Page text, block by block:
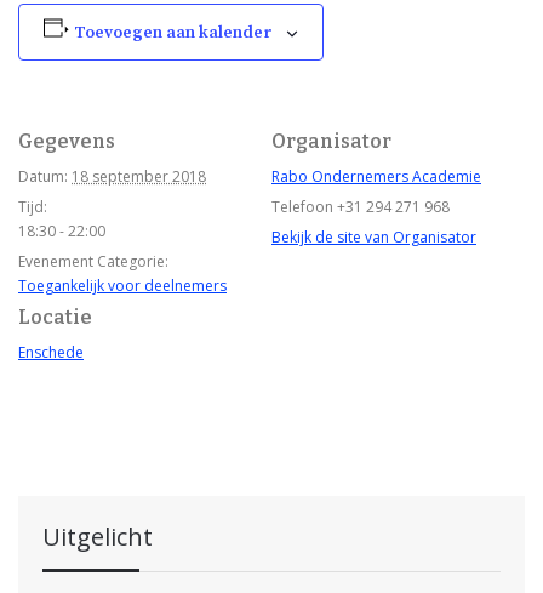
Toevoegen aan kalender
Gegevens
Datum: 18 september 2018
Tijd:
18:30 - 22:00
Evenement Categorie:
Toegankelijk voor deelnemers
Locatie
Enschede
Organisator
Rabo Ondernemers Academie
Telefoon +31 294 271 968
Bekijk de site van Organisator
Uitgelicht